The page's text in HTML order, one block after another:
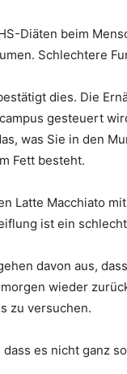
Diäten beim
Schlechtere
dies. Die
gesteuert
was Sie in den
Fett besteht.
Latte Macchiato
ist ein
davon aus,
wieder
zu versuchen.
es nicht ganz